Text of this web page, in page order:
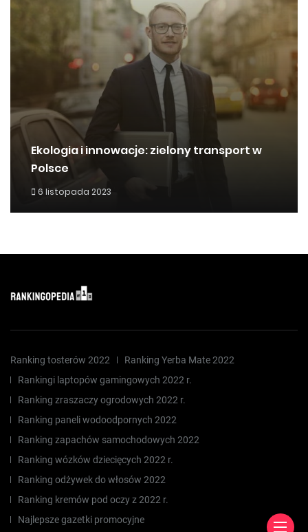
Ekologia i innowacje: zielony transport w
Polsce
6 listopada 2023
Ranking tosterów 2022
Ranking Yerba Mate 2022
Rankingi laptopów gamingowych 2022 r.
Ranking zraszaczy ogrodowych 2022 r.
Ranking paneli wodoodpornych 2022
Ranking zapachów samochodowych 2022
Ranking wózków dziecięcych 2022 r.
Ranking odżywek do włosów 2022
Ranking kremów pod oczy z 2022 r.
Najlepsze gazetki promocyjne